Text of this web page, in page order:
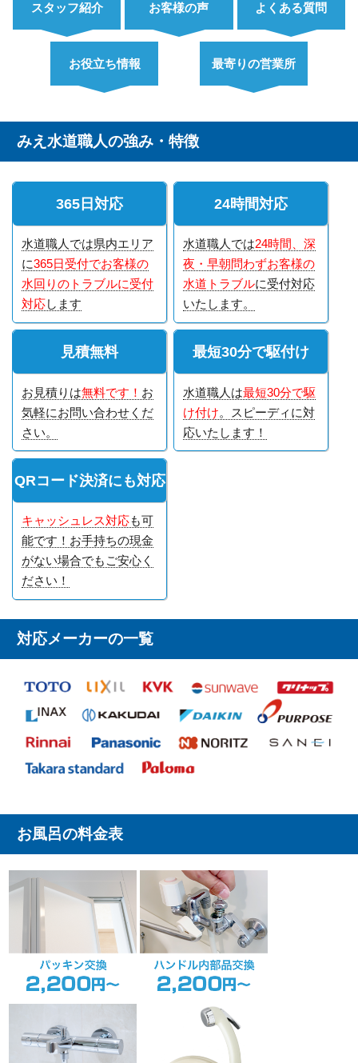
スタッフ紹介 お客様の声 よくある質問
お役立ち情報 最寄りの営業所
みえ水道職人の強み・特徴
365日対応
水道職人では県内エリア
に365日受付でお客様の
水回りのトラブルに受付
対応します
24時間対応
水道職人では24時間、深
夜・早朝問わずお客様の
水道トラブルに受付対応
いたします。
見積無料
お見積りは無料です！ お
気軽にお問い合わせくだ
さい。
最短30分で駆付け
水道職人は最短30分で駆
け付け。スピーディに対
応いたします！
QRコード決済にも対応
キャッシュレス対応も可
能です！お手持ちの現金
がない場合でもご安心く
ださい！
対応メーカーの一覧
お風呂の料金表